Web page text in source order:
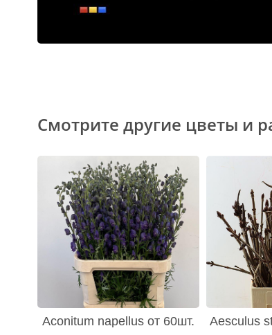
Смотрите другие цветы и
Aconitum napellus от 60шт.
Aesculus